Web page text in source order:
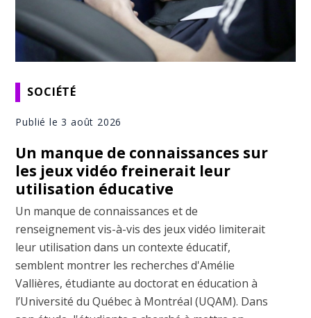
SOCIÉTÉ
Publié le 3 août 2026
Un manque de connaissances sur
les jeux vidéo freinerait leur
utilisation éducative
Un manque de connaissances et de
renseignement vis-à-vis des jeux vidéo limiterait
leur utilisation dans un contexte éducatif,
semblent montrer les recherches d'Amélie
Vallières, étudiante au doctorat en éducation à
l’Université du Québec à Montréal (UQAM). Dans